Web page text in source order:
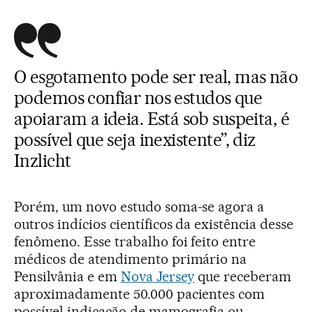
O esgotamento pode ser real, mas não
podemos confiar nos estudos que
apoiaram a ideia. Está sob suspeita, é
possível que seja inexistente”, diz
Inzlicht
Porém, um novo estudo soma-se agora a
outros indícios científicos da existência desse
fenômeno. Esse trabalho foi feito entre
médicos de atendimento primário na
Pensilvânia e em Nova Jersey que receberam
aproximadamente 50.000 pacientes com